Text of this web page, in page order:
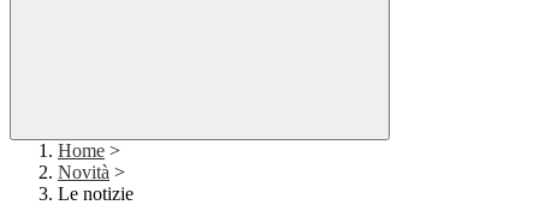
Home >
Novità >
Le notizie